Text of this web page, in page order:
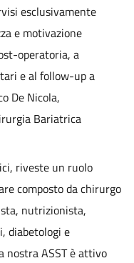
esclusivamente
e motivazione
operatoria, a
e al follow-up a
De Nicola,
Bariatrica
riveste un ruolo
composto da chirurgo
nutrizionista,
diabetologi e
nostra ASST è attivo